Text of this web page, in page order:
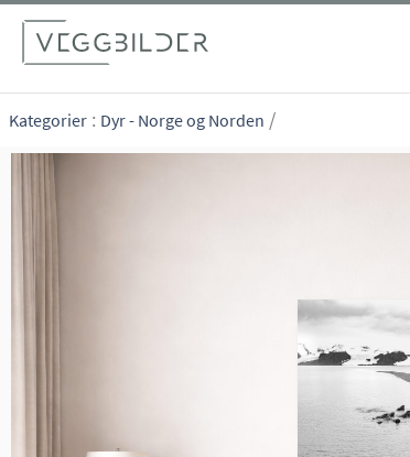
site_vp
Kategorier : Dyr - Norge og Norden /